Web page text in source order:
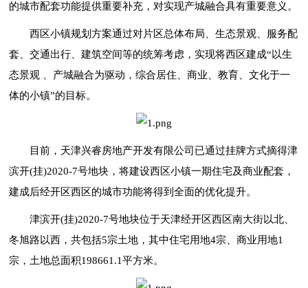
的城市配套功能提供重要补充，对实现产城融合具有重要意义。
西区小镇规划方案通过对片区总体布局、生态景观、服务配
套、交通出行、建筑空间等的统筹考虑，实现将西区建成“以生
态景观 、产城融合为驱动，综合居住、商业、教育、文化于一
体的小镇”的目标。
目前，天津兴睿房地产开发有限公司已通过挂牌方式摘得津
滨开(挂)2020-7号地块，将建设西区小镇一期住宅及商业配套，
建成后经开区西区的城市功能将得到全面的优化提升。
津滨开(挂)2020-7号地块位于天津经开区西区南大街以北、
冬旭路以西，共包括5宗土地，其中住宅用地4宗、商业用地1
宗，土地总面积198661.1平方米。